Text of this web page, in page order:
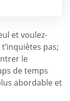
et voulez-
pas;
le
de temps
abordable et